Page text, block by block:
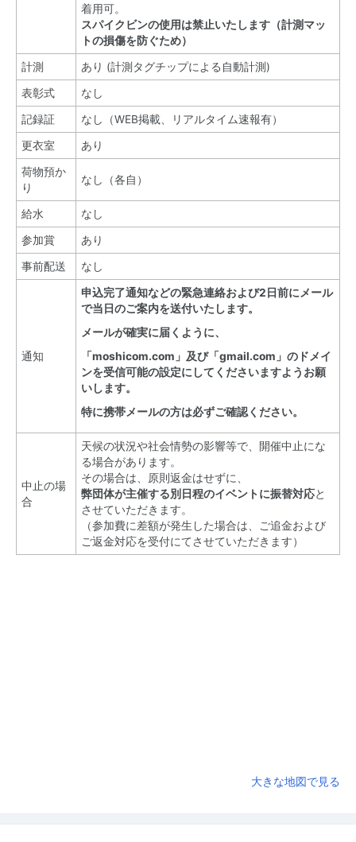
着用可。
スパイクビンの使用は禁止いたします（計測マッ
トの損傷を防ぐため）
計測 あり (計測タグチップによる自動計測)
表彰式 なし
記録証 なし（WEB掲載、リアルタイム速報有）
更衣室 あり
荷物預か
り
なし（各自）
給水 なし
参加賞 あり
事前配送 なし
通知
申込完了通知などの緊急連絡および2日前にメール
で当日のご案内を送付いたします。
メールが確実に届くように、
「moshicom.com」及び「gmail.com」のドメイ
ンを受信可能の設定にしてくださいますようお願
いします。
特に携帯メールの方は必ずご確認ください。
中止の場
合
天候の状況や社会情勢の影響等で、開催中止にな
る場合があります。
その場合は、原則返金はせずに、
弊団体が主催する別日程のイベントに振替対応と
させていただきます。
（参加費に差額が発生した場合は、ご追金および
ご返金対応を受付にてさせていただきます）
大きな地図で見る